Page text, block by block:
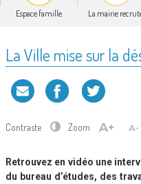
Espace famille La mairie
La Ville mise sur la
Contraste Zoom
Retrouvez en vidéo une
du bureau d’études, des